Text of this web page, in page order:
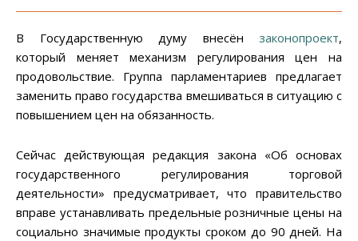
В Государственную думу внесён законопроект,
который меняет механизм регулирования цен на
продовольствие. Группа парламентариев предлагает
заменить право государства вмешиваться в ситуацию с
повышением цен на обязанность.
Сейчас действующая редакция закона «Об основах
государственного регулирования торговой
деятельности» предусматривает, что правительство
вправе устанавливать предельные розничные цены на
социально значимые продукты сроком до 90 дней. На